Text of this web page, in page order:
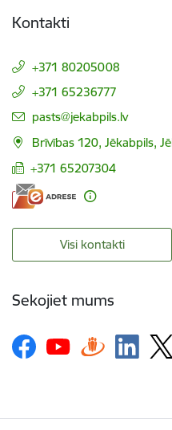
Kontakti
+371 80205008
+371 65236777
E-pasts:
pasts@jekabpils.lv
Brīvības 120, Jēkabpils,
+371 65207304
Visi kontakti
Sekojiet mums